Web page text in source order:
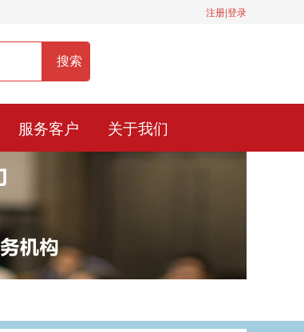
注册|登录
服务热线：400-0900-836
服务客户 关于我们